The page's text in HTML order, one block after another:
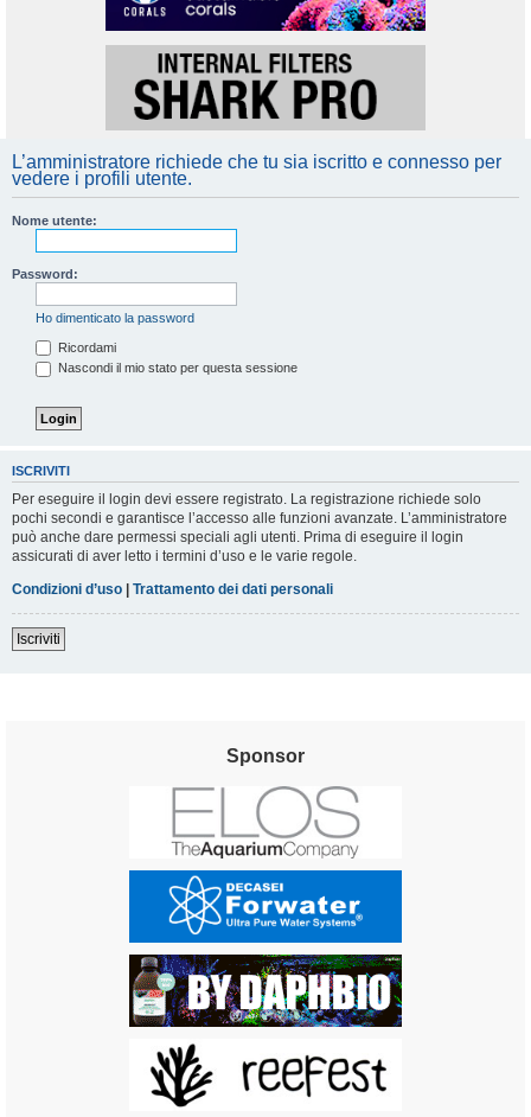
L’amministratore richiede che tu sia iscritto e connesso per
vedere i profili utente.
Nome utente:
Password:
Ho dimenticato la password
Ricordami
Nascondi il mio stato per questa sessione
ISCRIVITI
Per eseguire il login devi essere registrato. La registrazione richiede solo
pochi secondi e garantisce l’accesso alle funzioni avanzate. L’amministratore
può anche dare permessi speciali agli utenti. Prima di eseguire il login
assicurati di aver letto i termini d’uso e le varie regole.
Condizioni d’uso | Trattamento dei dati personali
Iscriviti
Sponsor